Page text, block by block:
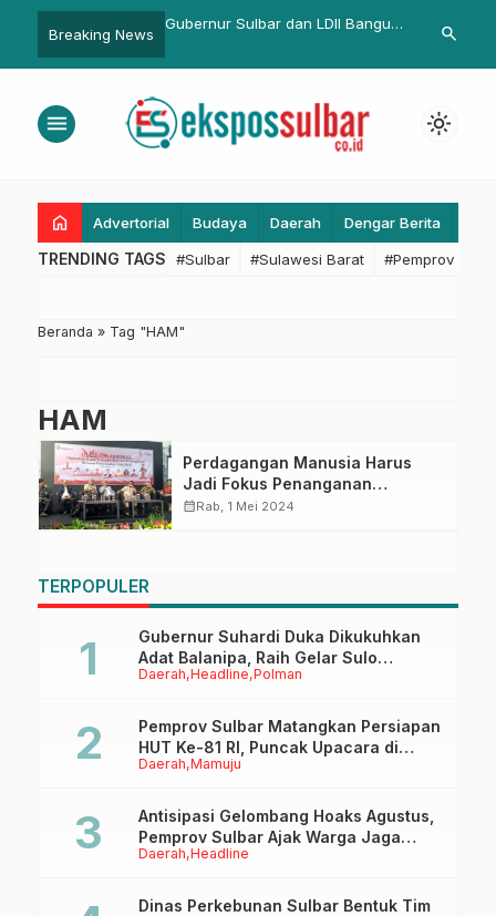
Breaking News
Pengamanan
Wish di Mamuju
Gubernur Sulbar dan LDII Bangun
Kabupaten
DPRD
Rekrutmen
search
menu light_mode
home Advertorial Budaya Daerah Dengar Berita
TRENDING TAGS #Sulbar #Sulawesi Barat #Pemprov
Beranda » Tag "HAM"
HAM
Perdagangan Manusia Harus
Jadi Fokus Penanganan
Pemerintah Baru
calendar_monthRab, 1 Mei 2024
TERPOPULER
Daerah Headline Polman
Gubernur Suhardi Duka Dikukuhkan
Adat Balanipa, Raih Gelar Sulo
Tappidena
Daerah Mamuju
Pemprov Sulbar Matangkan Persiapan
HUT Ke-81 RI, Puncak Upacara di
Lapangan Ahmad Kirang
Daerah Headline
Antisipasi Gelombang Hoaks Agustus,
Pemprov Sulbar Ajak Warga Jaga
Ruang Digital
Dinas Perkebunan Sulbar Bentuk Tim